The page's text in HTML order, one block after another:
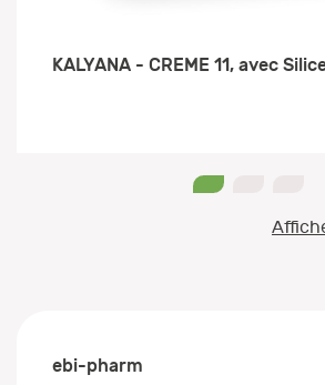
KALYANA - CREME 11, avec
ebi-pharm